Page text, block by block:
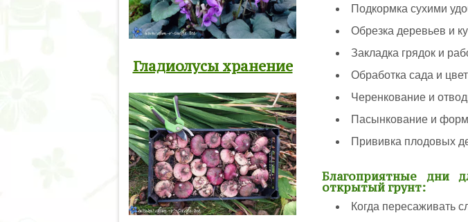
Подкормка сухими
Обрезка деревьев и
Закладка грядок и
Обработка сада и
Черенкование и
Пасынкование и
Прививка плодовых
Благоприятные дни
открытый грунт:
Когда пересаживать
Гладиолусы хранение